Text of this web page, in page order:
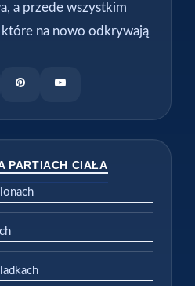
a przede wszystkim
na nowo odkrywają
PARTIACH CIAŁA